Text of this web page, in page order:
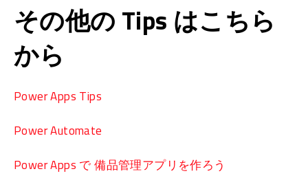
その他の Tips はこちら
から
Power Apps Tips
Power Automate
Power Apps で 備品管理アプリを作ろう